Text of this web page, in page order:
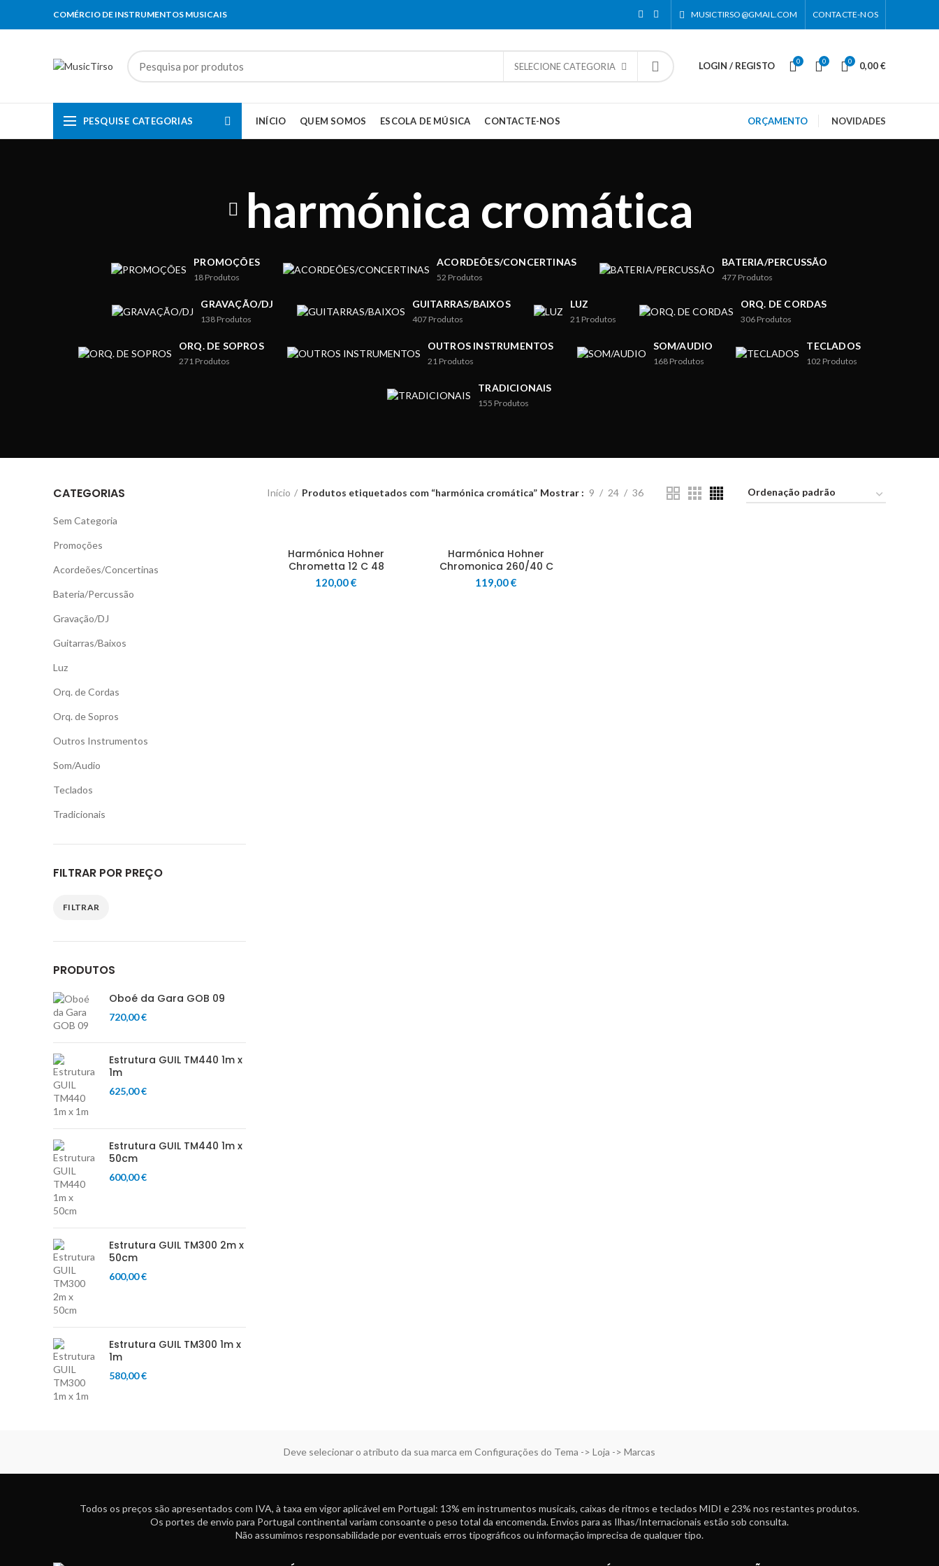
COMÉRCIO DE INSTRUMENTOS MUSICAIS MUSICTIRSO@GMAIL.COM CONTACTE-NOS
SELECIONE CATEGORIA LOGIN / REGISTO 0 0 0 0,00€
PESQUISE CATEGORIAS INÍCIO QUEM SOMOS ESCOLA DE MÚSICA CONTACTE-NOS ORÇAMENTO NOVIDADES
harmónica cromática
PROMOÇÕES
18 Produtos
ACORDEÕES/CONCERTINAS
52 Produtos
BATERIA/PERCUSSÃO
477 Produtos
GRAVAÇÃO/DJ
138 Produtos
GUITARRAS/BAIXOS
407 Produtos
LUZ
21 Produtos
ORQ. DE CORDAS
306 Produtos
ORQ. DE SOPROS
271 Produtos
OUTROS INSTRUMENTOS
21 Produtos
SOM/AUDIO
168 Produtos
TECLADOS
102 Produtos
TRADICIONAIS
155 Produtos
CATEGORIAS
Sem Categoria
Promoções
Acordeões/Concertinas
Bateria/Percussão
Gravação/DJ
Guitarras/Baixos
Luz
Orq. de Cordas
Orq. de Sopros
Outros Instrumentos
Som/Audio
Teclados
Tradicionais
FILTRAR POR PREÇO
FILTRAR
PRODUTOS
Oboé da Gara GOB 09
720,00€
Estrutura GUIL TM440 1m x
1m
625,00€
Estrutura GUIL TM440 1m x
50cm
600,00€
Estrutura GUIL TM300 2m x
50cm
600,00€
Estrutura GUIL TM300 1m x
1m
580,00€
Início Produtos etiquetados com “harmónica cromática” Mostrar 9 24 36
Harmónica Hohner
Chrometta 12 C 48
120,00€
Harmónica Hohner
Chromonica 260/40 C
119,00€
Deve selecionar o atributo da sua marca em Configurações do Tema -> Loja -> Marcas
Todos os preços são apresentados com IVA, à taxa em vigor aplicável em Portugal: 13% em instrumentos musicais, caixas de ritmos e teclados MIDI e 23% nos restantes produtos.
Os portes de envio para Portugal continental variam consoante o peso total da encomenda. Envios para as Ilhas/Internacionais estão sob consulta.
Não assumimos responsabilidade por eventuais erros tipográficos ou informação imprecisa de qualquer tipo.